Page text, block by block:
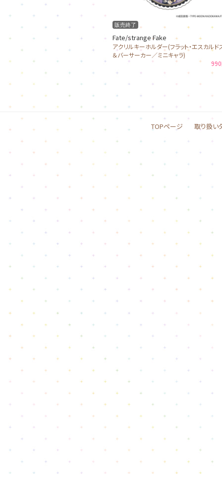
販売終了
Fate/strange Fake
アクリルキーホルダー(フラット・エスカルド
＆バーサーカー／ミニキャラ)
TOPページ 取り扱い